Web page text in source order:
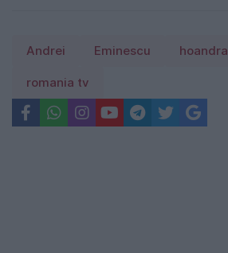
Andrei Eminescu hoandra
romania tv